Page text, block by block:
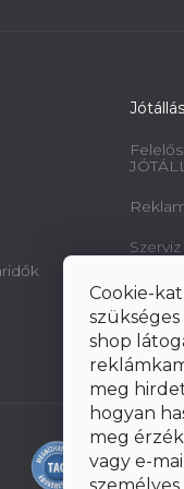
Cookie-
shop
meg
hogyan
meg
vagy e-
Minta